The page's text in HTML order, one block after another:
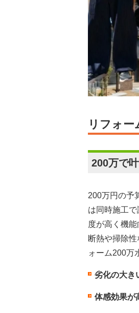
リフォ
200万で
200万円の予
は同時施工
度が高く機
断熱や掃除
ォーム200万
劣化の大き
体感効果が